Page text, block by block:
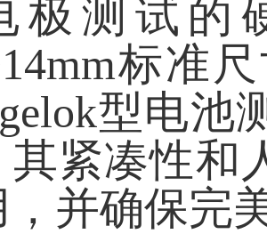
极测试的
标准
型电
其紧凑性和
并确保完